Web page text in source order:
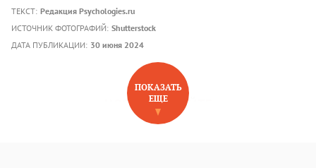
ТЕКСТ: Редакция Psychologies.ru
ИСТОЧНИК ФОТОГРАФИЙ: Shutterstock
ДАТА ПУБЛИКАЦИИ: 30 июня 2024
НОВОЕ НА САЙТЕ
ПОКАЗАТЬ
ЕЩЕ